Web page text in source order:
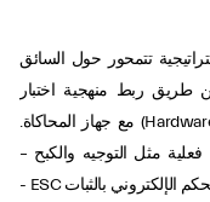
تتمحور حول السائق
طريق ربط منهجية اختبار
"المعدات ضمن دائرة التشغيل" (Hardware-In-the-Loop) مع جهاز المحاكاة.
مثل التوجيه والكبح –
ويمكن إضافة نظامي منع انغلاق المكابح ABS والتحكم الإلكتروني بالثبات ESC -